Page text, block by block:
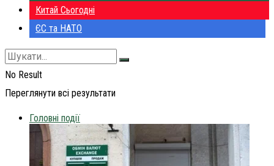
Китай Сьогодні
ЄС та НАТО
No Result
Переглянути всі результати
Головні події